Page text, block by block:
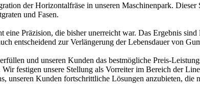
der Horizontalfräse in unseren Maschinenpark. Dieser
und Fasen.
Präzision, die bisher unerreicht war. Das Ergebnis
entscheidend zur Verlängerung der Lebensdauer von
und unseren Kunden das bestmögliche Preis-
festigen unsere Stellung als Vorreiter im Bereich der
unseren Kunden fortschrittliche Lösungen anzubieten, die